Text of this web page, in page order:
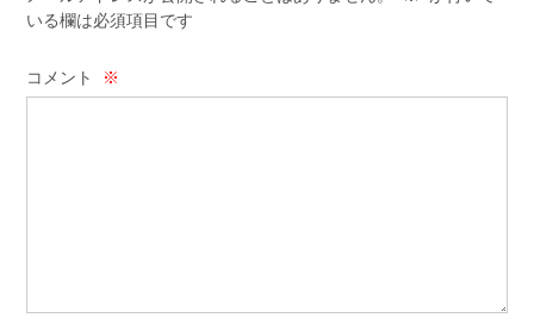
いる欄は必須項目です
コメント ※